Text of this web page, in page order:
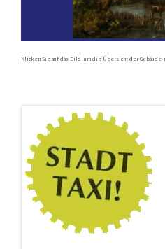
Klicken Sie auf das Bild, um die Übersicht der Gebäude-